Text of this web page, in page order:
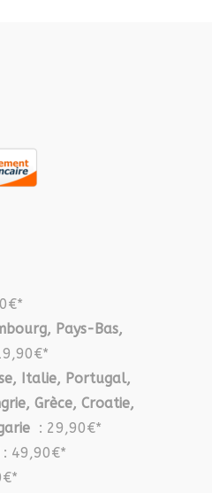
Pays-Bas,
Italie, Portugal,
Grèce, Croatie,
: 29,90€*
: 49,90€*